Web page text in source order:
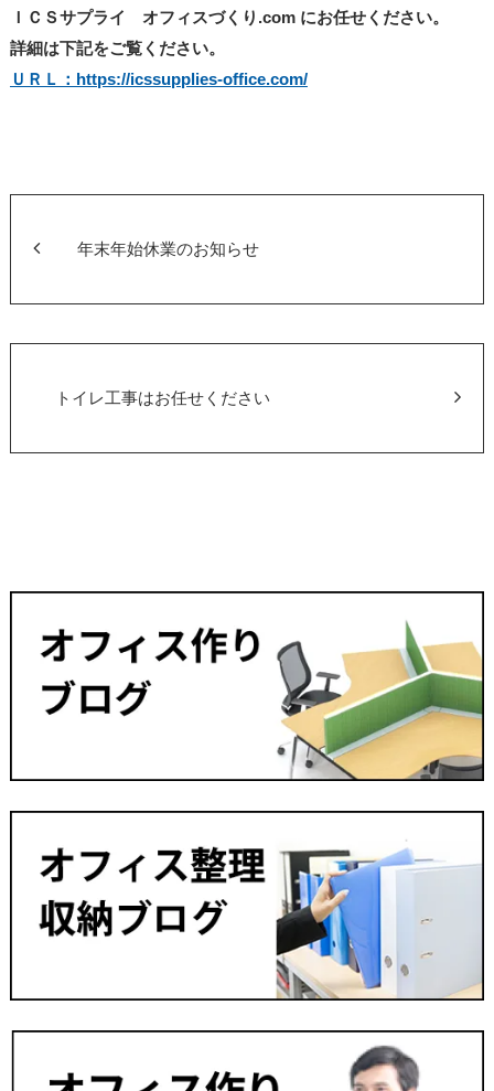
ＩＣＳサプライ オフィスづくり.com にお任せください。
詳細は下記をご覧ください。
ＵＲＬ：https://icssupplies-office.com/
年末年始休業のお知らせ
トイレ工事はお任せください